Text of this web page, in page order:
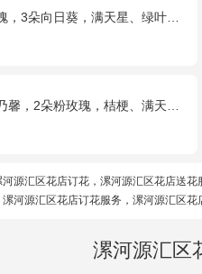
3朵向日葵，满天星、绿叶搭配
2朵粉玫瑰，桔梗、满天星、绿叶搭配
源汇区花店订花，漯河源汇区花店送
河源汇区花店订花服务，漯河源汇区
漯河源汇区